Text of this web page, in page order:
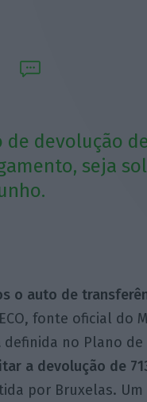
devolução
seja
o auto de
fonte oficial do
definida no Plano de
a devolução de
por Bruxelas. Um